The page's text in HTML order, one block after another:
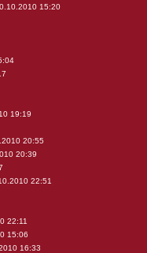
15:20
19:19
20:55
20:39
22:51
22:11
15:06
16:33